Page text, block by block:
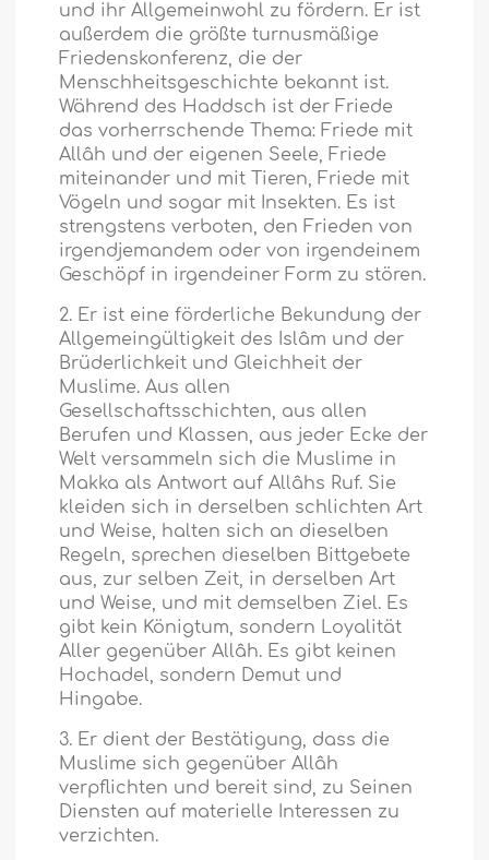
und ihr Allgemeinwohl zu fördern. Er ist
außerdem die größte turnusmäßige
Friedenskonferenz, die der
Menschheitsgeschichte bekannt ist.
Während des Haddsch ist der Friede
das vorherrschende Thema: Friede mit
Allâh und der eigenen Seele, Friede
miteinander und mit Tieren, Friede mit
Vögeln und sogar mit Insekten. Es ist
strengstens verboten, den Frieden von
irgendjemandem oder von irgendeinem
Geschöpf in irgendeiner Form zu stören.
2. Er ist eine förderliche Bekundung der
Allgemeingültigkeit des Islâm und der
Brüderlichkeit und Gleichheit der
Muslime. Aus allen
Gesellschaftsschichten, aus allen
Berufen und Klassen, aus jeder Ecke der
Welt versammeln sich die Muslime in
Makka als Antwort auf Allâhs Ruf. Sie
kleiden sich in derselben schlichten Art
und Weise, halten sich an dieselben
Regeln, sprechen dieselben Bittgebete
aus, zur selben Zeit, in derselben Art
und Weise, und mit demselben Ziel. Es
gibt kein Königtum, sondern Loyalität
Aller gegenüber Allâh. Es gibt keinen
Hochadel, sondern Demut und
Hingabe.
3. Er dient der Bestätigung, dass die
Muslime sich gegenüber Allâh
verpflichten und bereit sind, zu Seinen
Diensten auf materielle Interessen zu
verzichten.